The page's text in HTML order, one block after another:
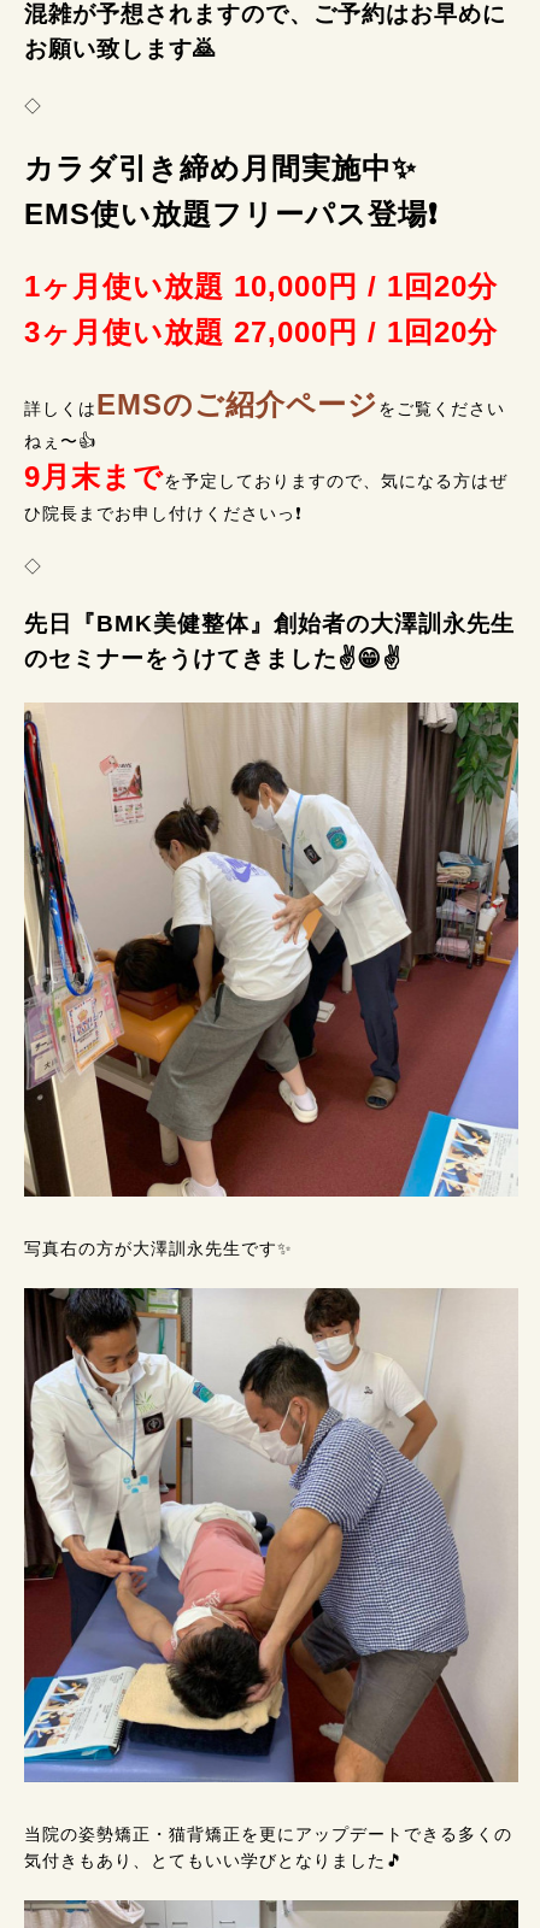
混雑が予想されますので、ご予約はお早めに
お願い致します🙇
◇
カラダ引き締め月間実施中✨
EMS使い放題フリーパス登場❗
1ヶ月使い放題 10,000円 / 1回20分
3ヶ月使い放題 27,000円 / 1回20分
詳しくはEMSのご紹介ページをご覧ください
ねぇ〜👍
9月末までを予定しておりますので、気になる方はぜ
ひ院長までお申し付けくださいっ❗
◇
先日『BMK美健整体』創始者の大澤訓永先生
のセミナーをうけてきました✌️😁✌️
写真右の方が大澤訓永先生です✨
当院の姿勢矯正・猫背矯正を更にアップデートできる多くの
気付きもあり、とてもいい学びとなりました🎵